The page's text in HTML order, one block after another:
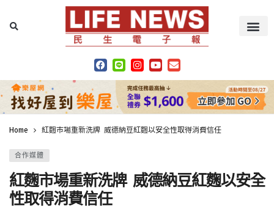
Home 紅麴市場重新洗牌 威德納豆紅麴以安全性取得消費信任
合作媒體
紅麴市場重新洗牌 威德納豆紅麴以安全
性取得消費信任